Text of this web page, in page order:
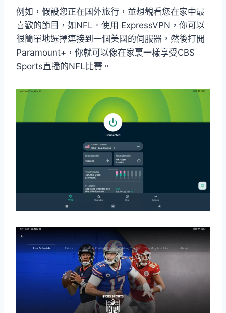
例如，假設您正在國外旅行，並想觀看您在家中最
喜歡的節目，如NFL。使用 ExpressVPN，你可以
很簡單地選擇連接到一個美國的伺服器，然後打開
Paramount+，你就可以像在家裏一樣享受CBS
Sports直播的NFL比賽。